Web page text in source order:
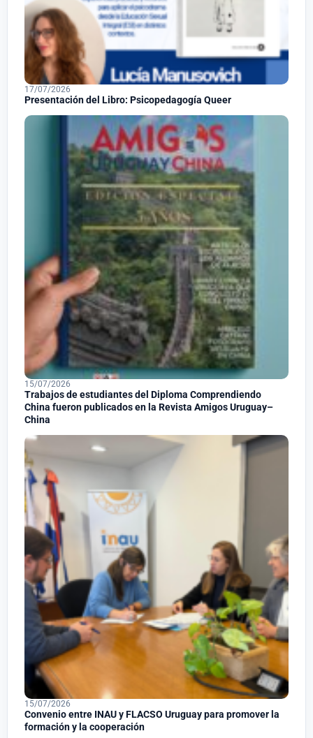
17/07/2026
Presentación del Libro: Psicopedagogía Queer
15/07/2026
Trabajos de estudiantes del Diploma Comprendiendo
China fueron publicados en la Revista Amigos Uruguay–
China
15/07/2026
Convenio entre INAU y FLACSO Uruguay para promover la
formación y la cooperación